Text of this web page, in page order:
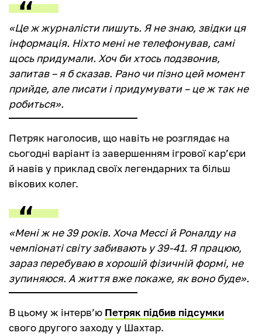
«Це ж журналісти пишуть. Я не знаю, звідки ця
інформація. Ніхто мені не телефонував, самі
щось придумали. Хоч би хтось подзвонив,
запитав – я б сказав. Рано чи пізно цей момент
прийде, але писати і придумувати – це ж так не
робиться».
Петряк наголосив, що навіть не розглядає на
сьогодні варіант із завершенням ігрової кар’єри
й навів у приклад своїх легендарних та більш
вікових колег.
«Мені ж не 39 років. Хоча Мессі й Роналду на
чемпіонаті світу забивають у 39-41. Я працюю,
зараз перебуваю в хорошій фізичній формі, не
зупиняюся. А життя вже покаже, як воно буде».
В цьому ж інтерв’ю Петряк підбив підсумки
свого другого заходу у Шахтар.